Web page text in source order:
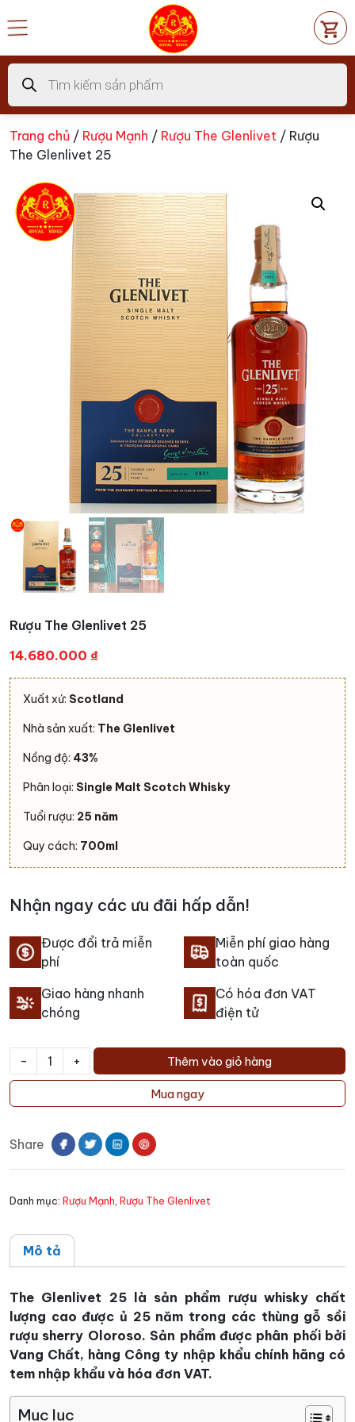
đến
dung
Tìm
kiếm
sản
phẩm
Trang chủ / Rượu Mạnh / Rượu The Glenlivet / Rượu
The Glenlivet 25
Rượu The Glenlivet 25
14.680.000 ₫
Xuất xứ: Scotland
Nhà sản xuất: The Glenlivet
Nồng độ: 43%
Phân loại: Single Malt Scotch Whisky
Tuổi rượu: 25 năm
Quy cách: 700ml
Nhận ngay các ưu đãi hấp dẫn!
Được đổi trả miễn
phí
Miễn phí giao hàng
toàn quốc
Giao hàng nhanh
chóng
Có hóa đơn VAT
điện tử
-
Rượu
Glenlivet
số
+ Thêm vào giỏ hàng
Mua ngay
Share
Danh mục: Rượu Mạnh, Rượu The Glenlivet
Mô tả
The Glenlivet 25 là sản phẩm rượu whisky chất
lượng cao được ủ 25 năm trong các thùng gỗ sồi
rượu sherry Oloroso. Sản phẩm được phân phối bởi
Vang Chất, hàng Công ty nhập khẩu chính hãng có
tem nhập khẩu và hóa đơn VAT.
Mục lục